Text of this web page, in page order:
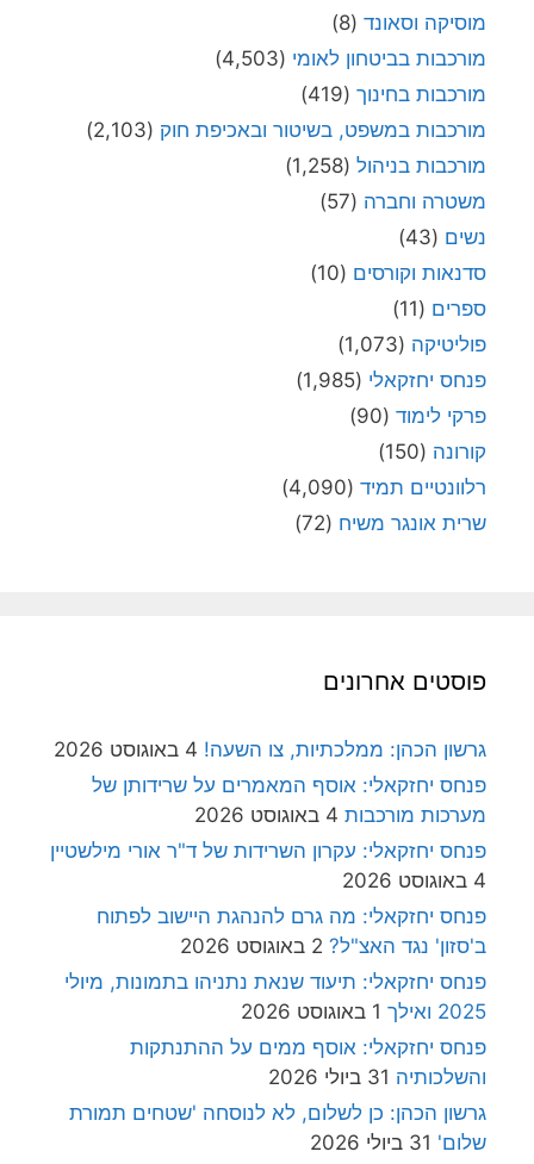
מוסיקה וסאונד (8)
מורכבות בביטחון לאומי (4,503)
מורכבות בחינוך (419)
מורכבות במשפט, בשיטור ובאכיפת חוק (2,103)
מורכבות בניהול (1,258)
משטרה וחברה (57)
נשים (43)
סדנאות וקורסים (10)
ספרים (11)
פוליטיקה (1,073)
פנחס יחזקאלי (1,985)
פרקי לימוד (90)
קורונה (150)
רלוונטיים תמיד (4,090)
שרית אונגר משיח (72)
פוסטים אחרונים
גרשון הכהן: ממלכתיות, צו השעה! 4 באוגוסט 2026
פנחס יחזקאלי: אוסף המאמרים על שרידותן של
מערכות מורכבות 4 באוגוסט 2026
פנחס יחזקאלי: עקרון השרידות של ד"ר אורי מילשטיין
4 באוגוסט 2026
פנחס יחזקאלי: מה גרם להנהגת היישוב לפתוח
ב'סזון' נגד האצ"ל? 2 באוגוסט 2026
פנחס יחזקאלי: תיעוד שנאת נתניהו בתמונות, מיולי
2025 ואילך
1 באוגוסט 2026
פנחס יחזקאלי: אוסף ממים על ההתנתקות
והשלכותיה 31 ביולי 2026
גרשון הכהן: כן לשלום, לא לנוסחה 'שטחים תמורת
שלום' 31 ביולי 2026